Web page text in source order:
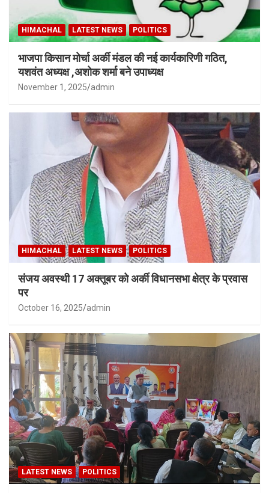
HIMACHAL LATEST NEWS POLITICS
भाजपा किसान मोर्चा अर्की मंडल की नई कार्यकारिणी गठित,
यशवंत अध्यक्ष ,अशोक शर्मा बने उपाध्यक्ष
November 1, 2025 admin
HIMACHAL LATEST NEWS POLITICS
संजय अवस्थी 17 अक्तूबर को अर्की विधानसभा क्षेत्र के प्रवास
पर
October 16, 2025 admin
LATEST NEWS POLITICS